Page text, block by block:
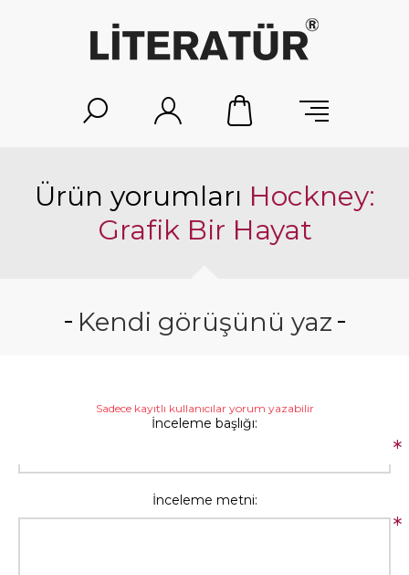
Ürün yorumları Hockney:
Grafik Bir Hayat
Kendi görüşünü yaz
Sadece kayıtlı kullanıcılar yorum yazabilir
İnceleme başlığı:
*
İnceleme metni:
*